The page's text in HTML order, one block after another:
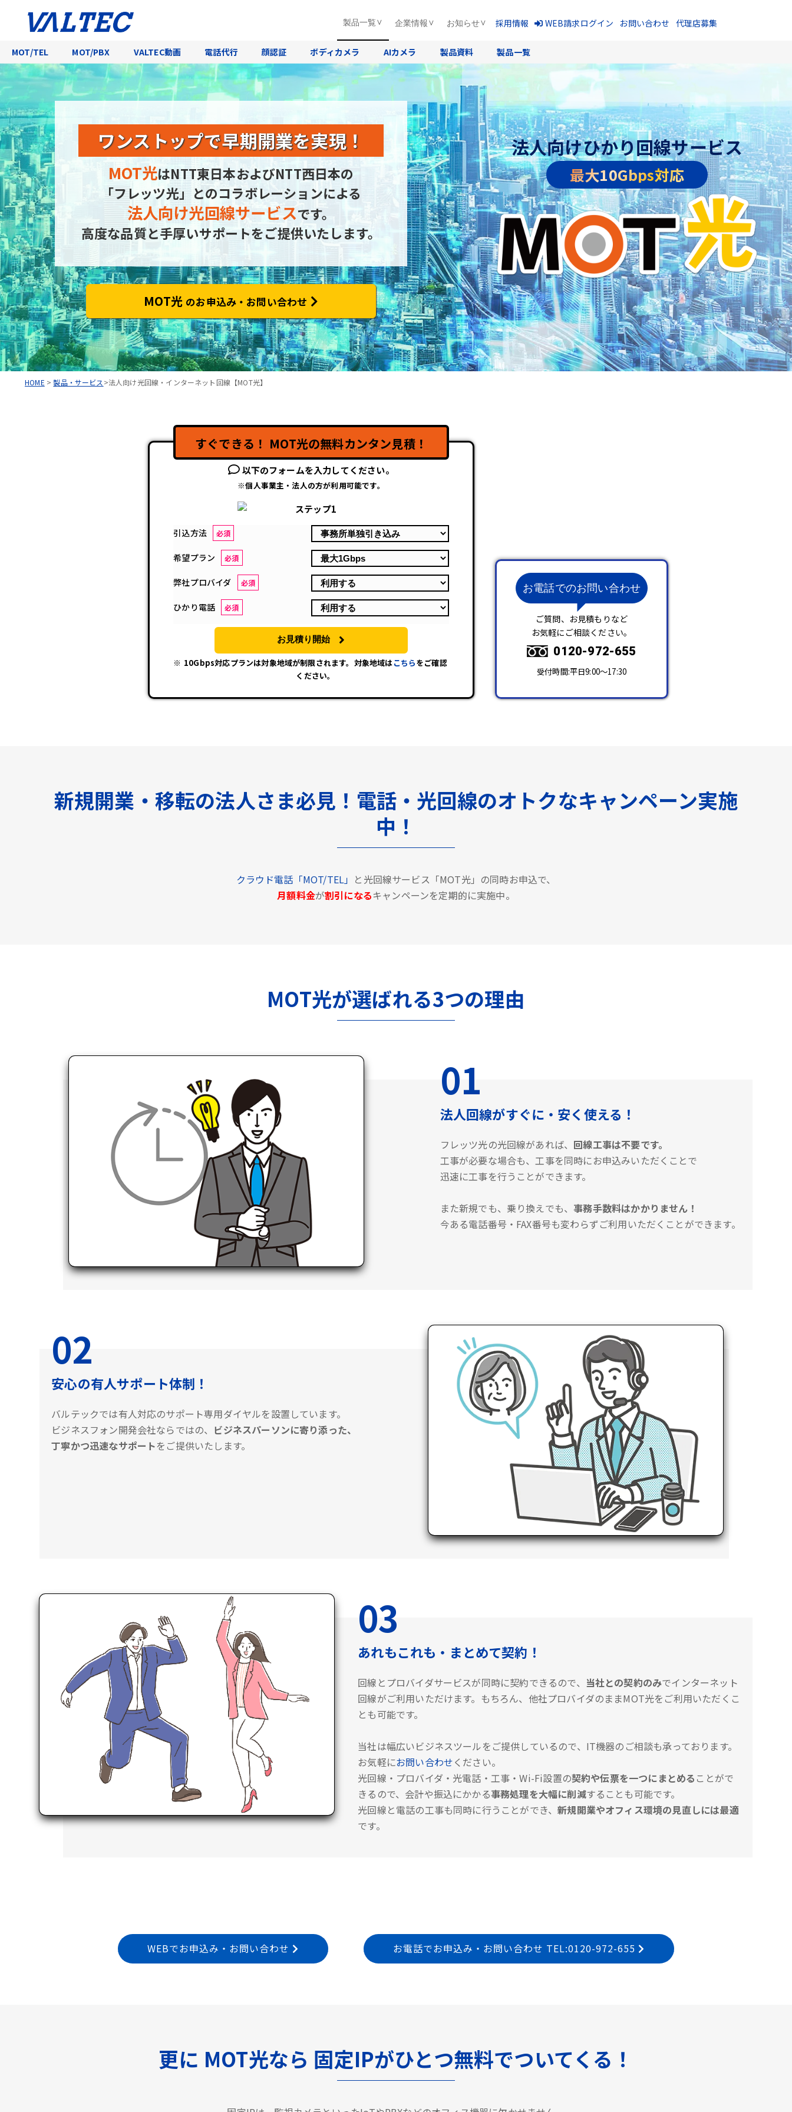
製品一覧
MOT/TEL MOT/PBX VALTEC動画 電話代行 顔認証 ボディカメラ AIカメラ 製品資料 製品一覧
企業情報 お知らせ 採用情報 WEB請求ログイン お問い合わせ 代理店募集
法人向けひかり回線サービス
最大10Gbps対応
ワンストップで早期開業を実現！
MOT光はNTT東日本およびNTT西日本の
「フレッツ光」とのコラボレーションによる
法人向け光回線サービスです。
高度な品質と手厚いサポートをご提供いたします。
MOT光 のお申込み・お問い合わせ
HOME >製品・サービス >法人向け光回線・インターネット回線【MOT光】
すぐできる！ MOT光の無料カンタン見積！
以下のフォームを入力してください。
※個人事業主・法人の方が利用可能です。
引込方法 必須
希望プラン 必須
弊社プロバイダ 必須
ひかり電話 必須
お見積り開始
10Gbps対応プランは対象地域が制限されます。対象地域はこちらをご確認
ください。
お電話でのお問い合わせ
ご質問、お見積もりなど
お気軽にご相談ください。
0120-972-655
受付時間:平日9:00～17:30
新規開業・移転の法人さま必見！電話・光回線のオトクなキャンペーン実施
中！
クラウド電話「MOT/TEL」 と光回線サービス「MOT光」の同時お申込で、
月額料金が割引になるキャンペーンを定期的に実施中。
MOT光が選ばれる3つの理由
01
法人回線がすぐに・安く使える！
フレッツ光の光回線があれば、 回線工事は不要です。
工事が必要な場合も、工事を同時にお申込みいただくことで
迅速に工事を行うことができます。
また新規でも、乗り換えでも、事務手数料はかかりません！
今ある電話番号・FAX番号も変わらずご利用いただくことができます。
02
安心の有人サポート体制！
バルテックでは有人対応のサポート専用ダイヤルを設置しています。
ビジネスフォン開発会社ならではの、 ビジネスパーソンに寄り添った、
丁寧かつ迅速なサポートをご提供いたします。
03
あれもこれも・まとめて契約！
回線とプロバイダサービスが同時に契約できるので、 当社との契約のみでインターネット
回線がご利用いただけます。もちろん、他社プロバイダのままMOT光をご利用いただくこ
とも可能です。
当社は幅広いビジネスツールをご提供しているので、IT機器のご相談も承っております。
お気軽にお問い合わせください。
光回線・プロバイダ・光電話・工事・Wi-Fi設置の契約や伝票を一つにまとめる ことがで
きるので、会計や振込にかかる事務処理を大幅に削減することも可能です。
光回線と電話の工事も同時に行うことができ、新規開業やオフィス環境の見直しには最適
です。
WEBでお申込み・お問い合わせ お電話でお申込み・お問い合わせ TEL:0120-972-655
更に MOT光なら 固定IPがひとつ無料でついてくる！